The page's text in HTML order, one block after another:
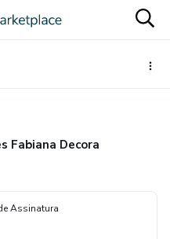
Fabiana Decora
Assinatura